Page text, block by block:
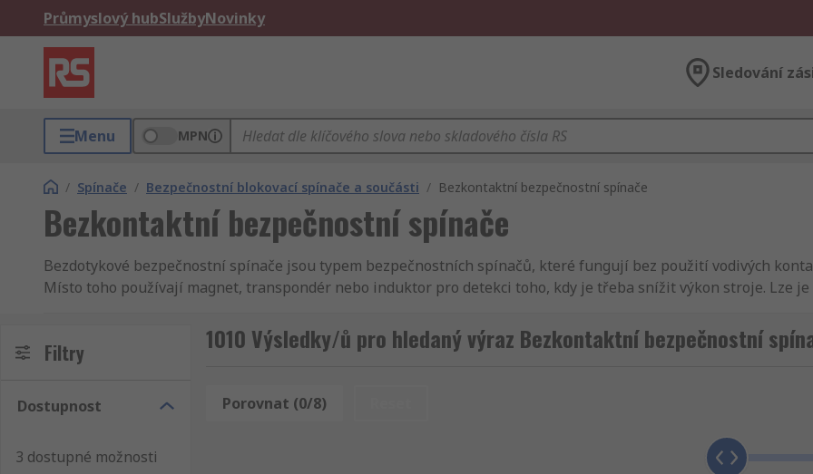
Průmyslový hubSlužbyNovinky
Sledování
Menu MPN
/ Spínače / Bezpečnostní blokovací spínače a součásti / Bezkontaktní bezpečnostní spínače
Bezkontaktní bezpečnostní spínače
Bezdotykové bezpečnostní spínače jsou typem bezpečnostních spínačů, které fungují bez použití vodivých
Místo toho používají magnet, transpondér nebo induktor pro detekci toho, kdy je třeba snížit výkon stroje. Lze
Jaké jsou výhody bezkontaktních bezpečnostních spínačů?
/p>Bezkontaktní bezpečnostní spínače lze upřednostňovat, protože mají velmi dlouhou živostnost a vyžadují
otřesům a vibracím a také jsou relativně odolné proti neoprávněné manipulaci.
Typy bezkontaktních bezpečnostních spínačů
Filtry
Dostupnost
3 dostupné možnosti
1010 Výsledky/ů pro hledaný výraz Bezkontaktní bezpečnostní
Porovnat (0/8)